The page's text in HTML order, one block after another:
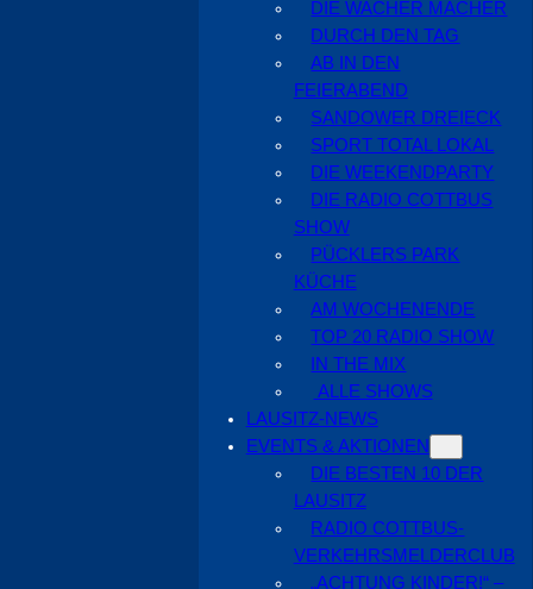
DIE WACHER MACHER
DURCH DEN TAG
AB IN DEN
FEIERABEND
SANDOWER DREIECK
SPORT TOTAL LOKAL
DIE WEEKENDPARTY
DIE RADIO COTTBUS
SHOW
PÜCKLERS PARK
KÜCHE
AM WOCHENENDE
TOP 20 RADIO SHOW
IN THE MIX
ALLE SHOWS
LAUSITZ-NEWS
EVENTS & AKTIONEN
DIE BESTEN 10 DER
LAUSITZ
RADIO COTTBUS-
VERKEHRSMELDERCLUB
„ACHTUNG KINDER!“ –